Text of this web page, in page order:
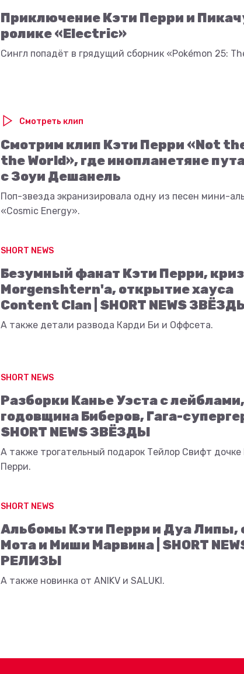
Приключение Кэти Перри и
ролике «Electric»
Сингл попадёт в грядущий сборник «Pokémon 25:
Смотреть клип
Смотрим клип Кэти Перри «Not
the World», где инопланетяне
с Зоуи Дешанель
Поп-звезда экранизировала одну из песен мини-
«Cosmic Energy».
SHORT NEWS
Безумный фанат Кэти Перри,
Morgenshtern'а, открытие хауса
Content Clan | SHORT NEWS
А также детали развода Карди Би и Оффсета.
SHORT NEWS
Разборки Канье Уэста с лейблами,
годовщина Биберов, Гага-
SHORT NEWS ЗВЁЗДЫ
А также трогательный подарок Тейлор Свифт дочке
Перри.
SHORT NEWS
Альбомы Кэти Перри и Дуа Липы,
Мота и Миши Марвина | SHORT
РЕЛИЗЫ
А также новинка от ANIKV и SALUKI.